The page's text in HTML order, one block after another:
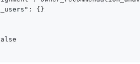
{}